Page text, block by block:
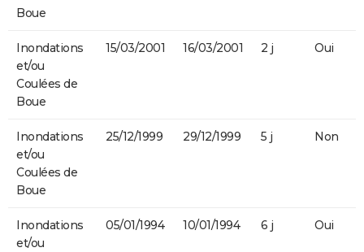
Boue
Inondations
et/ou
Coulées de
Boue
15/03/2001 16/03/2001 2 j Oui
Inondations
et/ou
Coulées de
Boue
25/12/1999 29/12/1999 5 j Non
Inondations
et/ou
05/01/1994 10/01/1994 6 j Oui